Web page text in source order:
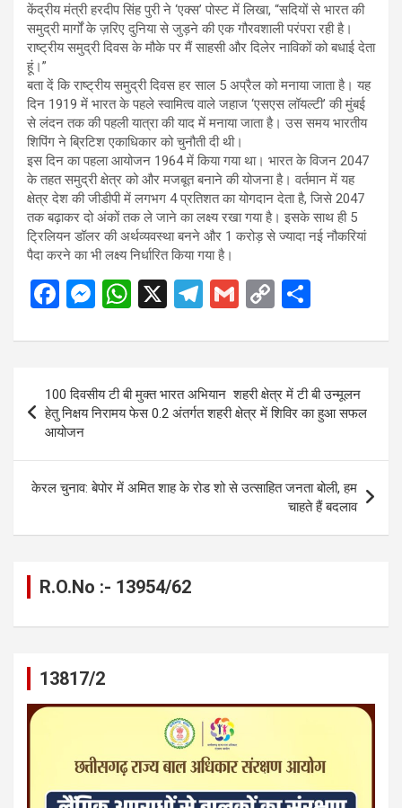
केंद्रीय मंत्री हरदीप सिंह पुरी ने ‘एक्स’ पोस्ट में लिखा, “सदियों से भारत की
समुद्री मार्गों के ज़रिए दुनिया से जुड़ने की एक गौरवशाली परंपरा रही है।
राष्ट्रीय समुद्री दिवस के मौके पर मैं साहसी और दिलेर नाविकों को बधाई देता
हूं।”
बता दें कि राष्ट्रीय समुद्री दिवस हर साल 5 अप्रैल को मनाया जाता है। यह
दिन 1919 में भारत के पहले स्वामित्व वाले जहाज ‘एसएस लॉयल्टी’ की मुंबई
से लंदन तक की पहली यात्रा की याद में मनाया जाता है। उस समय भारतीय
शिपिंग ने ब्रिटिश एकाधिकार को चुनौती दी थी।
इस दिन का पहला आयोजन 1964 में किया गया था। भारत के विजन 2047
के तहत समुद्री क्षेत्र को और मजबूत बनाने की योजना है। वर्तमान में यह
क्षेत्र देश की जीडीपी में लगभग 4 प्रतिशत का योगदान देता है, जिसे 2047
तक बढ़ाकर दो अंकों तक ले जाने का लक्ष्य रखा गया है। इसके साथ ही 5
ट्रिलियन डॉलर की अर्थव्यवस्था बनने और 1 करोड़ से ज्यादा नई नौकरियां
पैदा करने का भी लक्ष्य निर्धारित किया गया है।
F
ce
b
o
o
k
M
se
n
g
W
at
A
p
X
T
e
gr
a
G
ail
C
py
Li
n
ar
e
navigation
100 दिवसीय टी बी मुक्त भारत अभियान शहरी क्षेत्र में टी बी उन्मूलन
हेतु निक्षय निरामय फेस 0.2 अंतर्गत शहरी क्षेत्र में शिविर का हुआ सफल
आयोजन
केरल चुनाव: बेपोर में अमित शाह के रोड शो से उत्साहित जनता बोली, हम
चाहते हैं बदलाव
R.O.No :- 13954/62
13817/2